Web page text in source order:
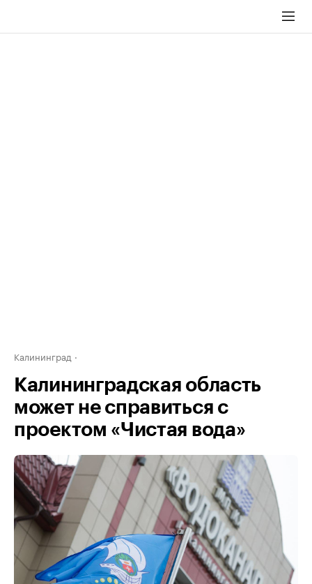
Калининград
Калининградская область
может не справиться с
проектом «Чистая вода»